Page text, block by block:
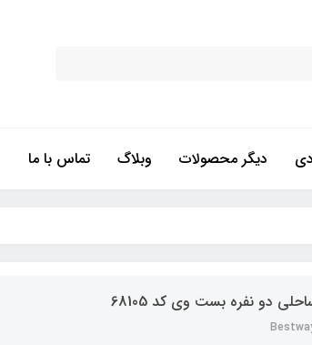
دیگر محصولات وبلاگ تماس با ما
دو نفره بست وی کد 68105